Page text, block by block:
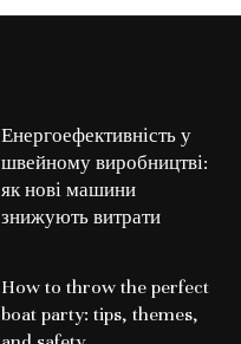
Енергоефективність у
швейному виробництві:
як нові машини
знижують витрати
How to throw the perfect
boat party: tips, themes,